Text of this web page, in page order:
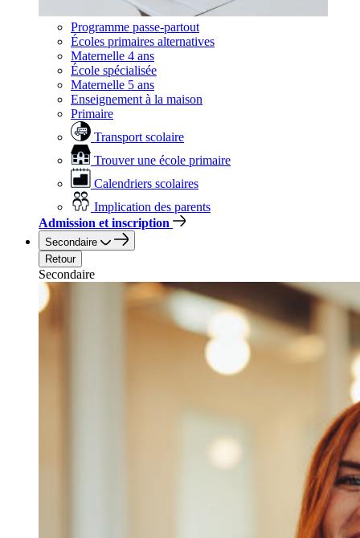
Programme passe-partout
Écoles primaires alternatives
Maternelle 4 ans
École spécialisée
Maternelle 5 ans
Enseignement à la maison
Primaire
Transport scolaire
Trouver une école primaire
Calendriers scolaires
Implication des parents
Admission et inscription
Secondaire
Retour
Secondaire